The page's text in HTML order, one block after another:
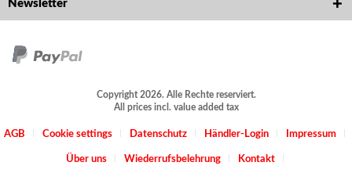
Newsletter
Copyright 2026. Alle Rechte reserviert.
All prices incl. value added tax
AGB Cookie settings Datenschutz Händler-Login Impressum
Über uns Wiederrufsbelehrung Kontakt